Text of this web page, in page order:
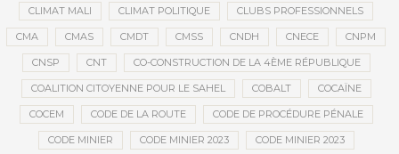
CLIMAT MALI CLIMAT POLITIQUE CLUBS PROFESSIONNELS
CMA CMAS CMDT CMSS CNDH CNECE CNPM
CNSP CNT CO-CONSTRUCTION DE LA 4ÈME RÉPUBLIQUE
COALITION CITOYENNE POUR LE SAHEL COBALT COCAÏNE
COCEM CODE DE LA ROUTE CODE DE PROCÉDURE PÉNALE
CODE MINIER CODE MINIER 2023 CODE MINIER 2023